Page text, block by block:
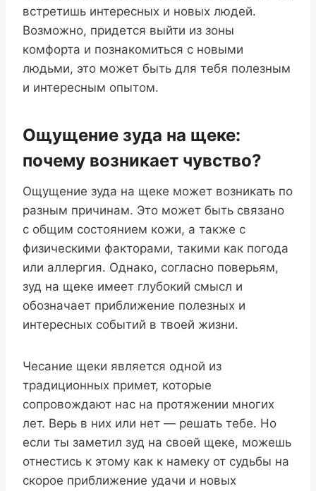
встретишь интересных и новых людей.
Возможно, придется выйти из зоны
комфорта и познакомиться с новыми
людьми, это может быть для тебя полезным
и интересным опытом.
Ощущение зуда на щеке:
почему возникает чувство?
Ощущение зуда на щеке может возникать по
разным причинам. Это может быть связано
с общим состоянием кожи, а также с
физическими факторами, такими как погода
или аллергия. Однако, согласно поверьям,
зуд на щеке имеет глубокий смысл и
обозначает приближение полезных и
интересных событий в твоей жизни.
Чесание щеки является одной из
традиционных примет, которые
сопровождают нас на протяжении многих
лет. Верь в них или нет — решать тебе. Но
если ты заметил зуд на своей щеке, можешь
отнестись к этому как к намеку от судьбы на
скорое приближение удачи и новых